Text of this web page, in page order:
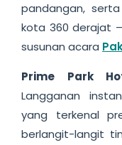
pandangan, serta
kota 360 derajat
susunan acara
Prime Park
Langganan
yang terkenal
berlangit-langit